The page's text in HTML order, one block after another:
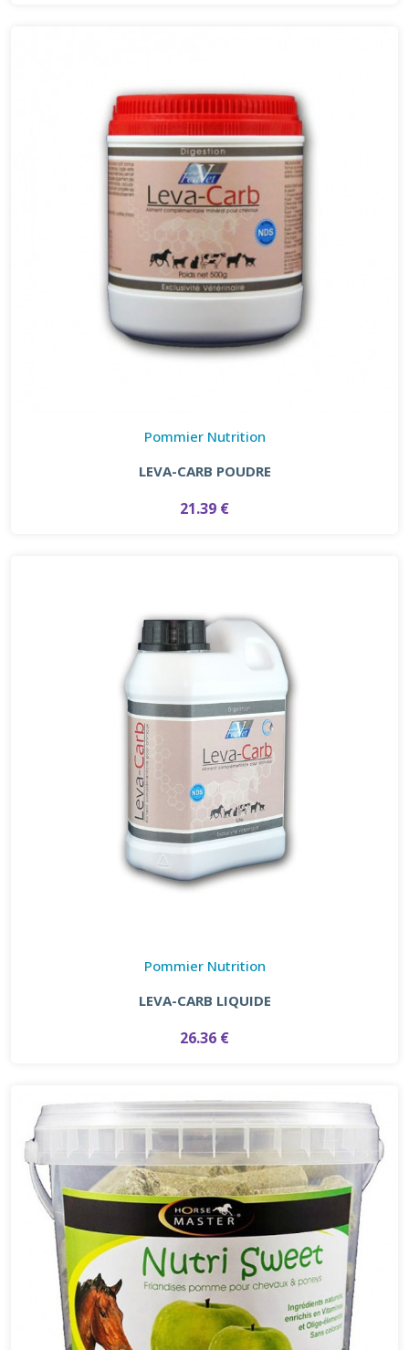
Pommier Nutrition
LEVA-CARB POUDRE
21.39 €
Pommier Nutrition
LEVA-CARB LIQUIDE
26.36 €